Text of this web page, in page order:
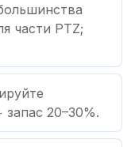
части PTZ;
запас 20–30%.